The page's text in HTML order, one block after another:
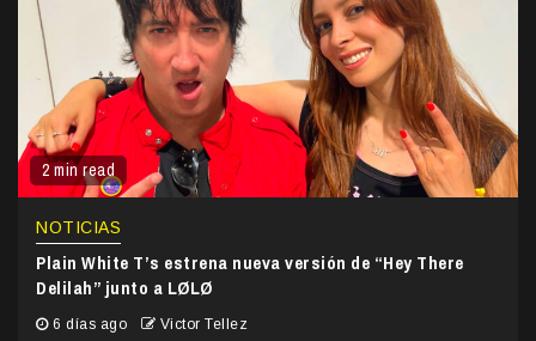
2 min read
NOTICIAS
Plain White T’s estrena nueva versión de “Hey There
Delilah” junto a LØLØ
6 días ago Victor Tellez